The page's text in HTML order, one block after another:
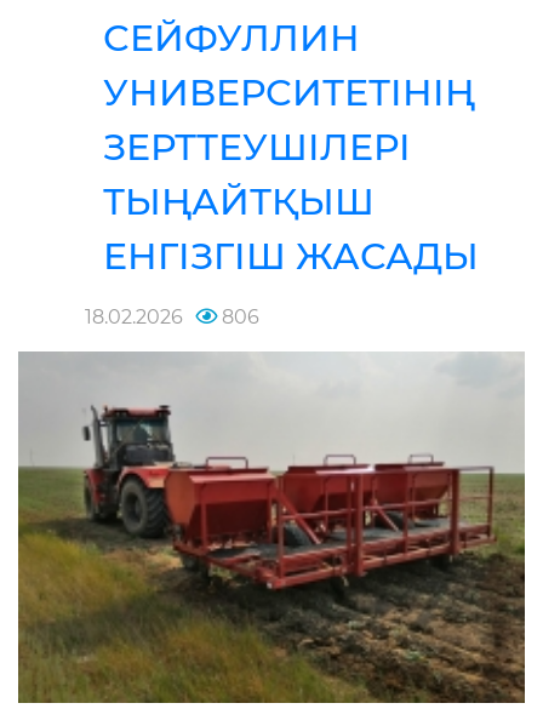
СЕЙФУЛЛИН
УНИВЕРСИТЕТІНІҢ
ЗЕРТТЕУШІЛЕРІ
ТЫҢАЙТҚЫШ
ЕНГІЗГІШ ЖАСАДЫ
18.02.2026 806